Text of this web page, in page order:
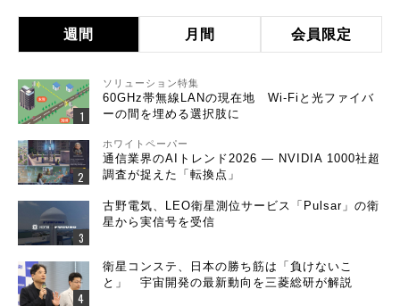
週間 月間 会員限定
ソリューション特集
60GHz帯無線LANの現在地 Wi-Fiと光ファイバ
ーの間を埋める選択肢に
ホワイトペーパー
通信業界のAIトレンド2026 ― NVIDIA 1000社超
調査が捉えた「転換点」
古野電気、LEO衛星測位サービス「Pulsar」の衛
星から実信号を受信
衛星コンステ、日本の勝ち筋は「負けないこ
と」 宇宙開発の最新動向を三菱総研が解説